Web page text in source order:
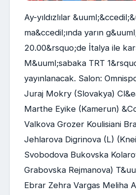
Ay-yıldızlılar
ma&ccedil;ında yarın
20.00&rsquo;de İtalya ile
M&uuml;sabaka TRT
yayınlanacak. Salon:
Juraj Mokry (Slovakya)
Marthe Eyike (Kamerun)
Valkova Grozer Koulisiani
Jehlarova Digrinova (L)
Svobodova Bukovska
Grabovska Rejmanova)
Ebrar Zehra Vargas Meliha